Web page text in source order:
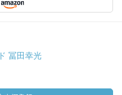
冨田幸光